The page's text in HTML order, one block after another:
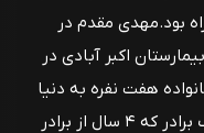
همراه بود.مهدی مقدم در
از آبان ماه سال 1360 در بیمارستان اکبر آبادی در
هفت نفره به دنیا
آمد. فرزند آخر و دارای سه خواهر و یک برادر كه ۴ سال از برادر